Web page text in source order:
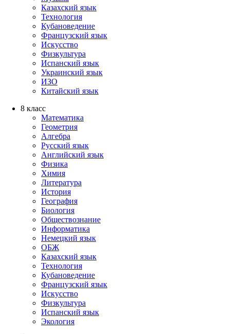
Казахский язык
Технология
Кубановедение
Французский язык
Искусство
Физкультура
Испанский язык
Украинский язык
ИЗО
Китайский язык
8 класс
Математика
Геометрия
Алгебра
Русский язык
Английский язык
Физика
Химия
Литература
История
География
Биология
Обществознание
Информатика
Немецкий язык
ОБЖ
Казахский язык
Технология
Кубановедение
Французский язык
Искусство
Физкультура
Испанский язык
Экология